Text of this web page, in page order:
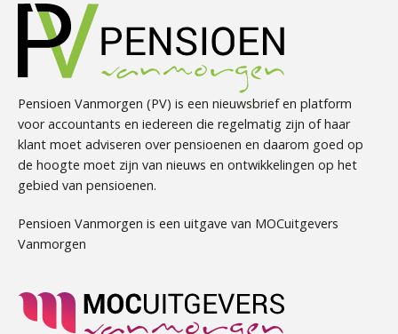
Pensioen Vanmorgen (PV) is een nieuwsbrief en platform
voor accountants en iedereen die regelmatig zijn of haar
klant moet adviseren over pensioenen en daarom goed op
de hoogte moet zijn van nieuws en ontwikkelingen op het
gebied van pensioenen.
Pensioen Vanmorgen is een uitgave van MOCuitgevers
Vanmorgen